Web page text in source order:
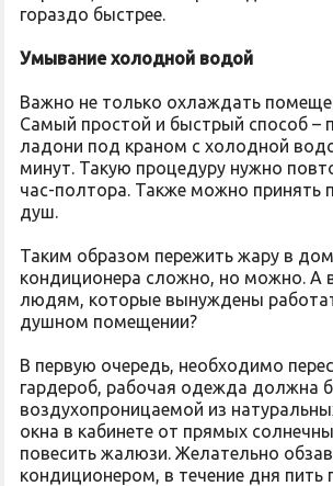
гораздо быстрее.
Умывание холодной водой
Важно не только охлаждать
Самый простой и быстрый способ –
ладони под краном с холодной
минут. Такую процедуру нужно
час-полтора. Также можно принять
душ.
Таким образом пережить жару в
кондиционера сложно, но можно. А
людям, которые вынуждены
душном помещении?
В первую очередь, необходимо
гардероб, рабочая одежда должна
воздухопроницаемой из
окна в кабинете от прямых
повесить жалюзи. Желательно
кондиционером, в течение дня